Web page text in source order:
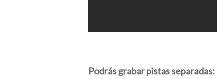
Podrás grabar pistas separadas: